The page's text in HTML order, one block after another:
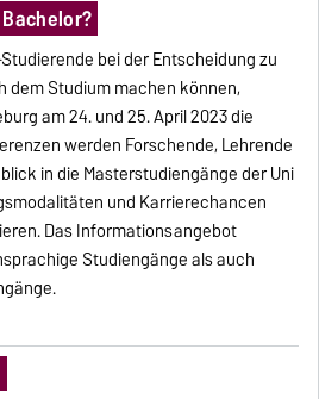
bei der Entscheidung zu
dem Studium machen können,
am 24. und 25. April 2023 die
werden Forschende, Lehrende
in die Masterstudiengänge der Uni
und Karrierechancen
Das Informationsangebot
Studiengänge als auch